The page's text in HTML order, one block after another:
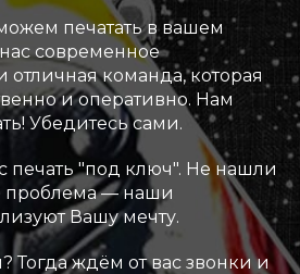
печатать в вашем
современное
отличная команда, которая
и оперативно. Нам
Убедитесь сами.
печать "под ключ". Не нашли
проблема — наши
Вашу мечту.
Тогда ждём от вас звонки и